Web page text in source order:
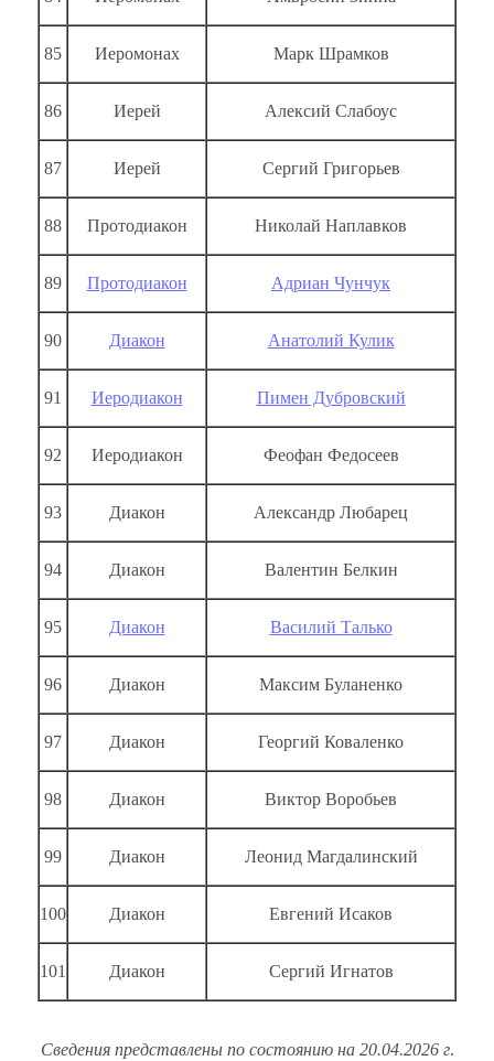
85 Иеромонах Марк Шрамков
86 Иерей Алексий Слабоус
87 Иерей Сергий Григорьев
88 Протодиакон Николай Наплавков
89 Протодиакон Адриан Чунчук
90 Диакон Анатолий Кулик
91 Иеродиакон Пимен Дубровский
92 Иеродиакон Феофан Федосеев
93 Диакон Александр Любарец
94 Диакон Валентин Белкин
95 Диакон Василий Талько
96 Диакон Максим Буланенко
97 Диакон Георгий Коваленко
98 Диакон Виктор Воробьев
99 Диакон Леонид Магдалинский
100 Диакон Евгений Исаков
101 Диакон Сергий Игнатов
Сведения представлены по состоянию на 20.04.2026 г.